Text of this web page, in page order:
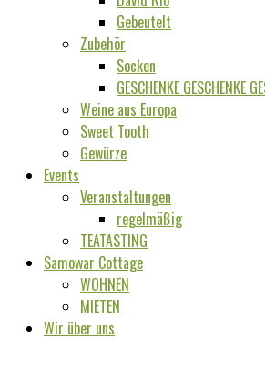
Gebeutelt
Zubehör
Socken
GESCHENKE GESCHENKE
Weine aus Europa
Sweet Tooth
Gewürze
Events
Veranstaltungen
regelmäßig
TEATASTING
Samowar Cottage
WOHNEN
MIETEN
Wir über uns